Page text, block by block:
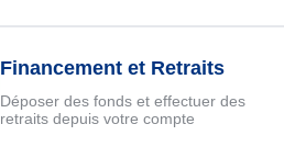
Financement et Retraits
Déposer des fonds et effectuer des
retraits depuis votre compte